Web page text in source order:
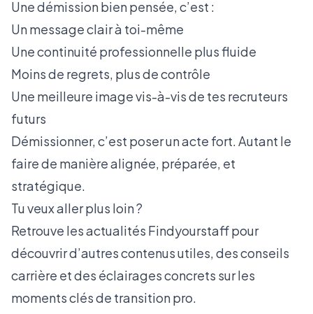
Une démission bien pensée, c’est :
Un message clair à toi-même
Une continuité professionnelle plus fluide
Moins de regrets, plus de contrôle
Une meilleure image vis-à-vis de tes recruteurs
futurs
Démissionner, c’est poser un acte fort. Autant le
faire de manière alignée, préparée, et
stratégique.
Tu veux aller plus loin ?
Retrouve les actualités Findyourstaffpour
découvrir d’autres contenus utiles, des conseils
carrière et des éclairages concrets sur les
moments clés de transition pro.